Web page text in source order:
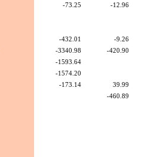
-73.25
-12.96
-432.01
-9.26
-3340.98
-420.90
-1593.64
-1574.20
-173.14
39.99
-460.89